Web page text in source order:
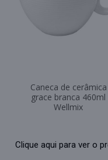
Caneca de cerâmica
grace branca 460ml
Wellmix
Clique aqui para ver o